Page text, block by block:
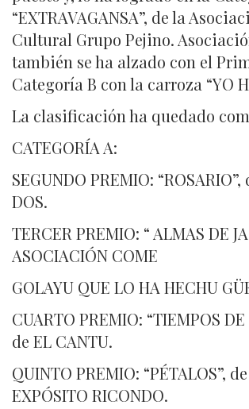
“EXTRAVAGANSA”, de la
Cultural Grupo Pejino.
también se ha alzado con el
Categoría B con la carroza “YO
La clasificación ha quedado
CATEGORÍA A:
SEGUNDO PREMIO: “ROSARIO”,
DOS.
TERCER PREMIO: “ ALMAS DE
ASOCIACIÓN COME
GOLAYU QUE LO HA HECHU
CUARTO PREMIO: “TIEMPOS DE
de EL CANTU.
QUINTO PREMIO: “PÉTALOS”,
EXPÓSITO RICONDO.